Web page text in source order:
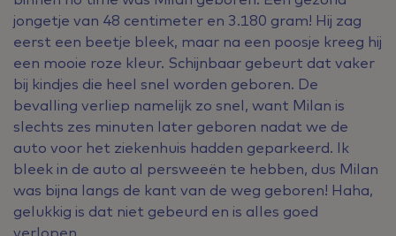
jongetje van 48 centimeter en 3.180 gram! Hij zag
eerst een beetje bleek, maar na een poosje kreeg hij
een mooie roze kleur. Schijnbaar gebeurt dat vaker
bij kindjes die heel snel worden geboren. De
bevalling verliep namelijk zo snel, want Milan is
slechts zes minuten later geboren nadat we de
auto voor het ziekenhuis hadden geparkeerd. Ik
bleek in de auto al persweeën te hebben, dus Milan
was bijna langs de kant van de weg geboren! Haha,
gelukkig is dat niet gebeurd en is alles goed
verlopen.